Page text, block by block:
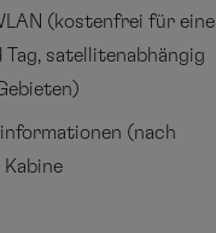
(kostenfrei für eine
satellitenabhängig
(nach